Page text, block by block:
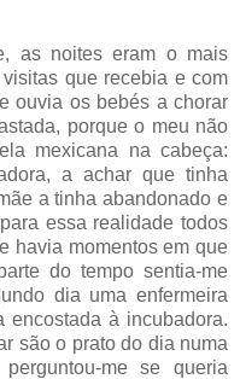
as noites eram o mais
que recebia e com
ouvia os bebés a chorar
porque o meu não
mexicana na cabeça:
a achar que tinha
a tinha abandonado e
essa realidade todos
havia momentos em que
do tempo sentia-me
dia uma enfermeira
encostada à incubadora.
são o prato do dia numa
me se queria